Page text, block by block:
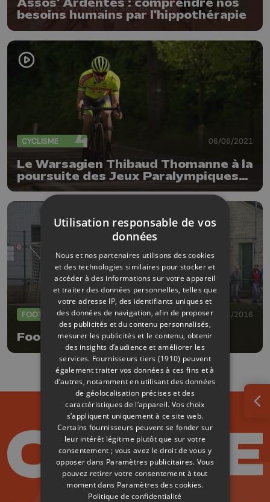
Assos' Ardentes : comprendre nos
besoins humains par l'hippothérapie
CYCLISME 06/06/2021
Le Warsagien Thibaud Thomanne à la
poursuite des Jeux Paralympiques
de Tokyo
FOOTBALL 18/04/2016
Football : Warsage - Lixhe
Utilisation responsable de vos
données
Nous et nos partenaires utilisons des cookies
et des technologies similaires pour stocker et
accéder à des informations sur votre appareil
et traiter des données personnelles, telles que
votre adresse IP, des identifiants uniques et
des données de navigation, afin de proposer
des publicités et du contenu personnalisés,
mesurer les publicités et le contenu, obtenir
des insights d’audience et améliorer les
services. Fournisseurs tiers (1910) peuvent
également traiter vos données à ces fins et à
d’autres, notamment en utilisant des données
de géolocalisation précises et des
caractéristiques de l’appareil. Vos choix
s’appliquent uniquement à ce site web.
Certains fournisseurs peuvent se fonder sur
leur intérêt légitime plutôt que sur votre
consentement ; vous avez le droit de vous y
opposer dans Paramètres publicitaires. Vous
pouvez retirer votre consentement à tout
moment dans Paramètres des cookies.
Politique de confidentialité